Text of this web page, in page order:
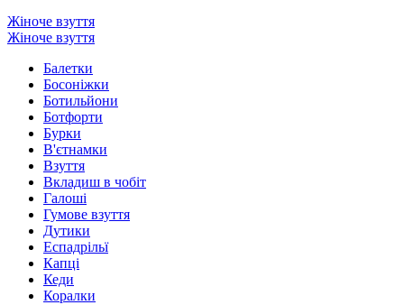
Жіноче взуття
Жіноче взуття
Балетки
Босоніжки
Ботильйони
Ботфорти
Бурки
В'єтнамки
Взуття
Вкладиш в чобіт
Галоші
Гумове взуття
Дутики
Еспадрільї
Капці
Кеди
Коралки